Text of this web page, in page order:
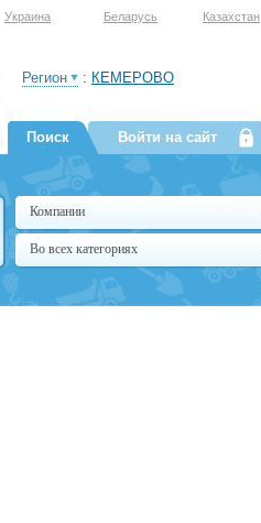
Украина Беларусь Казахстан
Регион : КЕМЕРОВО
Поиск Войти на сайт
Компании
Во всех категориях